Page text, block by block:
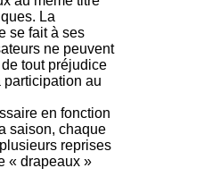
La
se fait à ses
ne peuvent
tout préjudice
au
en fonction
saison, chaque
reprises
« drapeaux »